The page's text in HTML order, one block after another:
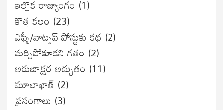
ఇల్లొక రాజ్యాంగం (1)
కొత్త కలం (23)
ఎఫ్బీ/వాట్సప్ పోస్టుకు కథ (2)
మర్చిపోకూడని గతం (2)
అరుణాక్షర అద్భుతం (11)
మూలాఖాత్ (2)
ప్రసంగాలు (3)